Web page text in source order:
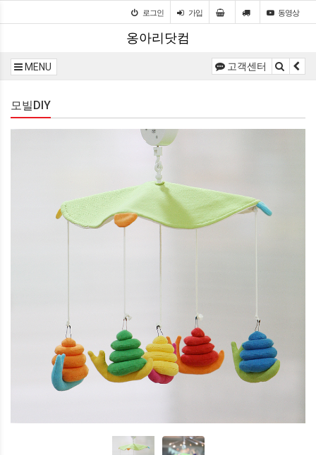
로그인 가입 동영상
옹아리닷컴
MENU 고객센터
모빌DIY